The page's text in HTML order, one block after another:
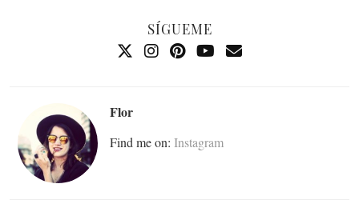
SÍGUEME
Flor
Find me on: Instagram